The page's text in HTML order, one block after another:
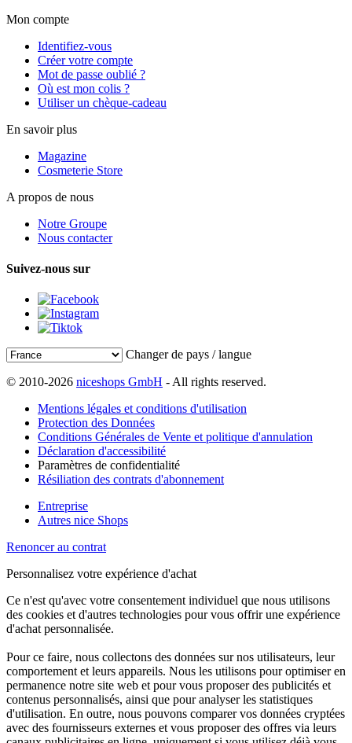
Mon compte
Identifiez-vous
Créer votre compte
Mot de passe oublié ?
Où est mon colis ?
Utiliser un chèque-cadeau
En savoir plus
Magazine
Cosmeterie Store
A propos de nous
Notre Groupe
Nous contacter
Suivez-nous sur
Changer de pays / langue
© 2010-2026 niceshops GmbH - All rights reserved.
Mentions légales et conditions d'utilisation
Protection des Données
Conditions Générales de Vente et politique d'annulation
Déclaration d'accessibilité
Paramètres de confidentialité
Résiliation des contrats d'abonnement
Entreprise
Autres nice Shops
Renoncer au contrat
Personnalisez votre expérience d'achat
Ce n'est qu'avec votre consentement individuel que nous utilisons
des cookies et d'autres technologies pour vous offrir une expérience
d'achat personnalisée.
Pour ce faire, nous collectons des données sur nos utilisateurs, leur
comportement et leurs appareils. Nous les utilisons pour optimiser en
permanence notre site web et pour vous proposer des publicités et
contenus personnalisés, ainsi que pour analyser les statistiques
d'utilisation. En outre, nous pouvons comparer vos données cryptées
avec des fournisseurs externes et vous proposer des offres via leurs